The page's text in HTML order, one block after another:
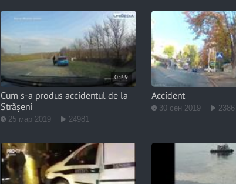
0:39
Cum s-a produs accidentul de la
Strășeni
25 мар 2019 24981
Accident
30 сен 2019